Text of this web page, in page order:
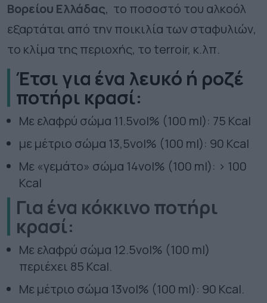
Βορείου Ελλάδας, το ποσοστό του αλκοόλ
εξαρτάται από την ποικιλία των σταφυλιών,
το κλίμα της περιοχής, το terroir, κ.λπ.
Έτσι για ένα λευκό ή ροζέ
ποτήρι κρασί:
Με ελαφρύ σώμα 11.5vol% (100 ml): 75 Kcal
με μέτριο σώμα 13,5vol% (100 ml): 90 Kcal
Με «γεμάτο» σώμα 14vol% (100 ml): > 100
Kcal
Για ένα κόκκινο ποτήρι
κρασί:
Με ελαφρύ σώμα 12.5vol% (100 ml)
περιέχει 85 Kcal.
Με μέτριο σώμα 13vol% (100 ml): 90 Kcal.